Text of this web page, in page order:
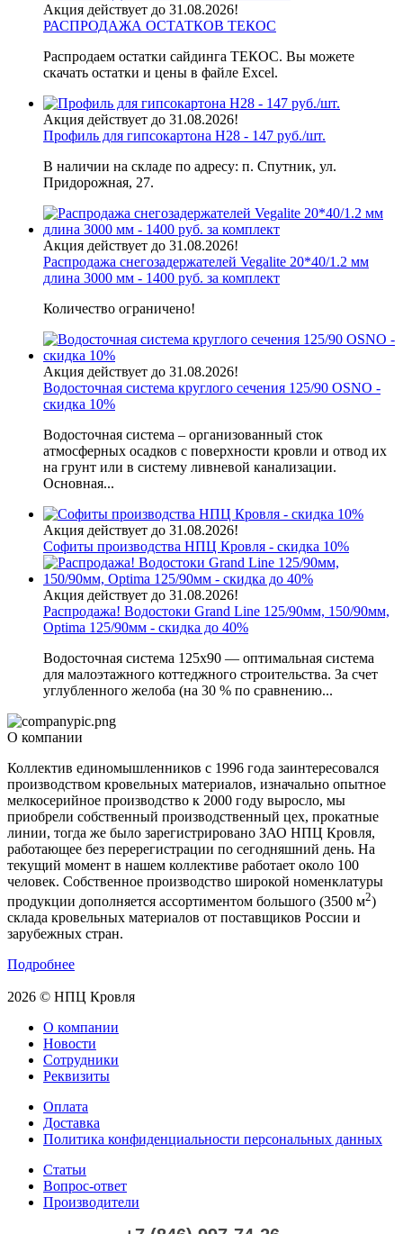
Акция действует до 31.08.2026!
РАСПРОДАЖА ОСТАТКОВ ТЕКОС
Распродаем остатки сайдинга ТЕКОС. Вы можете
скачать остатки и цены в файле Excel.
Акция действует до 31.08.2026!
Профиль для гипсокартона H28 - 147 руб./шт.
В наличии на складе по адресу: п. Спутник, ул.
Придорожная, 27.
Акция действует до 31.08.2026!
Распродажа снегозадержателей Vegalite 20*40/1.2 мм
длина 3000 мм - 1400 руб. за комплект
Количество ограничено!
Акция действует до 31.08.2026!
Водосточная система круглого сечения 125/90 OSNO -
скидка 10%
Водосточная система – организованный сток
атмосферных осадков с поверхности кровли и отвод их
на грунт или в систему ливневой канализации.
Основная...
Акция действует до 31.08.2026!
Софиты производства НПЦ Кровля - скидка 10%
Акция действует до 31.08.2026!
Распродажа! Водостоки Grand Line 125/90мм, 150/90мм,
Optima 125/90мм - скидка до 40%
Водосточная система 125х90 — оптимальная система
для малоэтажного коттеджного строительства. За счет
углубленного желоба (на 30 % по сравнению...
О компании
Коллектив единомышленников с 1996 года заинтересовался
производством кровельных материалов, изначально опытное
мелкосерийное производство к 2000 году выросло, мы
приобрели собственный производственный цех, прокатные
линии, тогда же было зарегистрировано ЗАО НПЦ Кровля,
работающее без перерегистрации по сегодняшний день. На
текущий момент в нашем коллективе работает около 100
человек. Собственное производство широкой номенклатуры
продукции дополняется ассортиментом большого (3500 м2)
склада кровельных материалов от поставщиков России и
зарубежных стран.
Подробнее
2026 © НПЦ Кровля
О компании
Новости
Сотрудники
Реквизиты
Оплата
Доставка
Политика конфиденциальности персональных данных
Статьи
Вопрос-ответ
Производители